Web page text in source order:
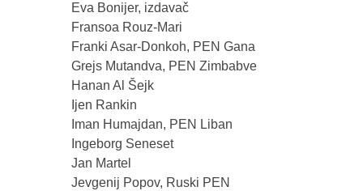
Eva Bonijer, izdavač
Fransoa Rouz-Mari
Franki Asar-Donkoh, PEN Gana
Grejs Mutandva, PEN Zimbabve
Hanan Al Šejk
Ijen Rankin
Iman Humajdan, PEN Liban
Ingeborg Seneset
Jan Martel
Jevgenij Popov, Ruski PEN